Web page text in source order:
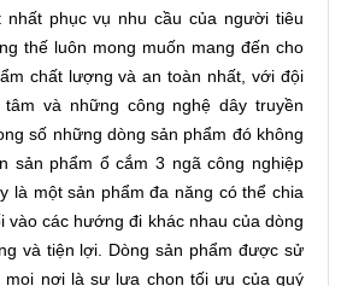
nhất phục vụ nhu cầu của người tiêu
thế luôn mong muốn mang đến cho
chất lượng và an toàn nhất, với đội
và những công nghệ dây truyền
số những dòng sản phẩm đó không
sản phẩm ổ cắm 3 ngã công nghiệp
là một sản phẩm đa năng có thể chia
vào các hướng đi khác nhau của dòng
và tiện lợi. Dòng sản phẩm được sử
mọi nơi là sự lựa chọn tối ưu của quý